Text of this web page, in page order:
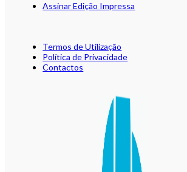
Assinar Edição Impressa
Termos de Utilização
Política de Privacidade
Contactos